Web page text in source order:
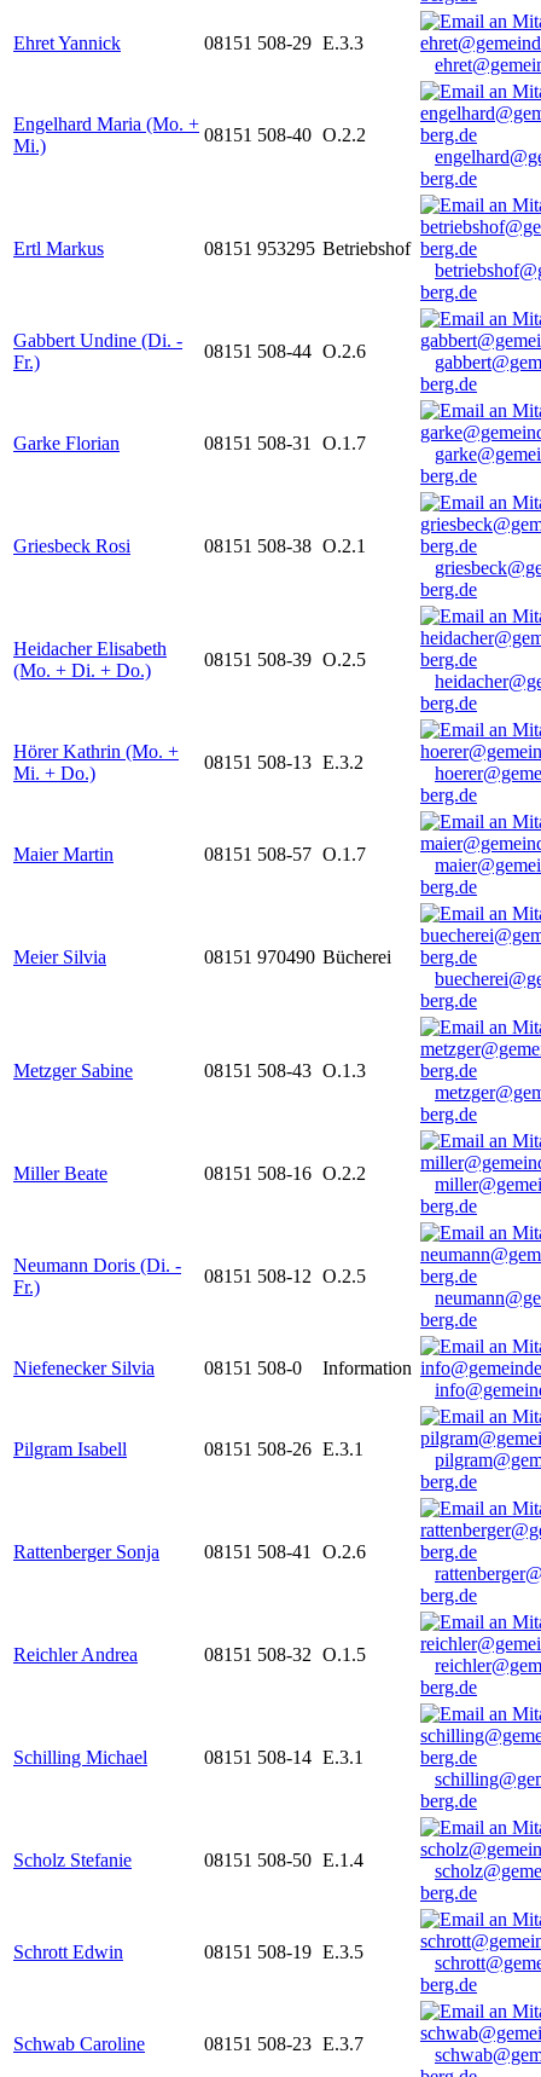
Ehret Yannick 08151 508-29 E.3.3
Engelhard Maria (Mo. +
Mi.)
08151 508-40 O.2.2
berg.de
Ertl Markus 08151 953295 Betriebshof
berg.de
Gabbert Undine (Di. -
Fr.)
08151 508-44 O.2.6
berg.de
Garke Florian 08151 508-31 O.1.7
berg.de
Griesbeck Rosi 08151 508-38 O.2.1
berg.de
Heidacher Elisabeth
(Mo. + Di. + Do.)
08151 508-39 O.2.5
berg.de
Hörer Kathrin (Mo. +
Mi. + Do.)
08151 508-13 E.3.2
berg.de
Maier Martin 08151 508-57 O.1.7
berg.de
Meier Silvia 08151 970490 Bücherei
berg.de
Metzger Sabine 08151 508-43 O.1.3
berg.de
Miller Beate 08151 508-16 O.2.2
berg.de
Neumann Doris (Di. -
Fr.)
08151 508-12 O.2.5
berg.de
Niefenecker Silvia 08151 508-0
Information
Pilgram Isabell 08151 508-26 E.3.1
berg.de
Rattenberger Sonja 08151 508-41
O.2.6
berg.de
Reichler Andrea 08151 508-32 O.1.5
berg.de
Schilling Michael 08151 508-14 E.3.1
berg.de
Scholz Stefanie 08151 508-50 E.1.4
berg.de
Schrott Edwin 08151 508-19 E.3.5
berg.de
Schwab Caroline 08151 508-23 E.3.7